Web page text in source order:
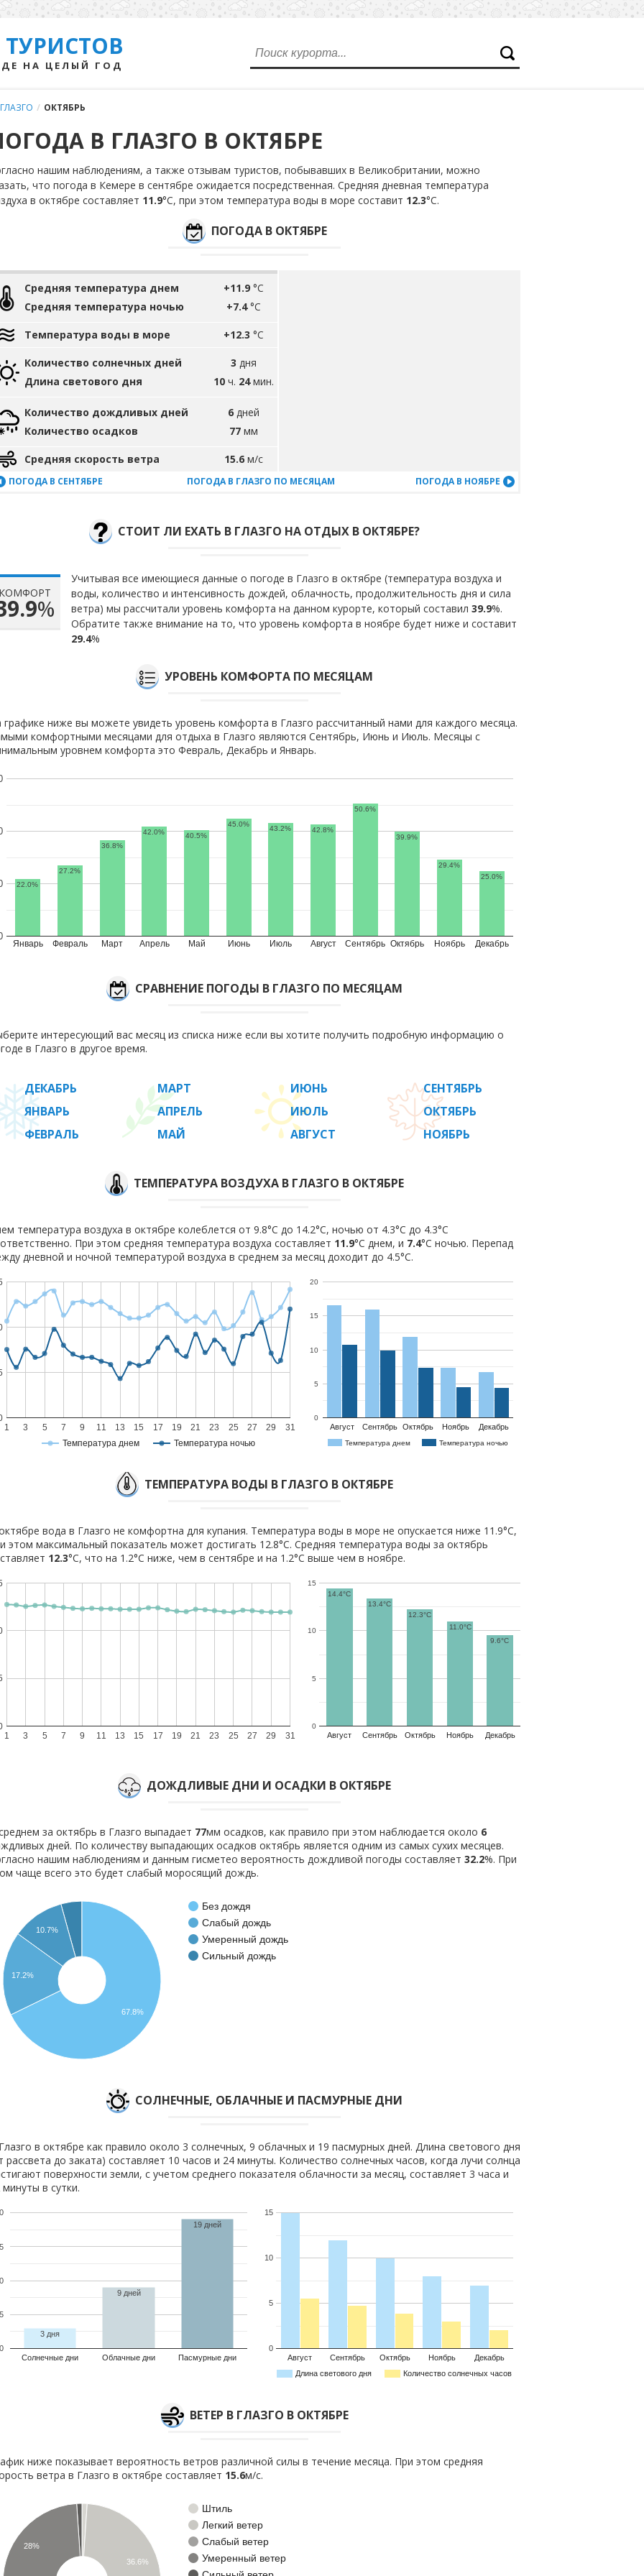
НА ЦЕЛЫЙ ГОД
ГЛАЗГО / ОКТЯБРЬ
В ГЛАЗГО В ОКТЯБРЕ
нашим наблюдениям, а также отзывам туристов, побывавших в Великобритании, можно
что погода в Кемере в сентябре ожидается посредственная. Средняя дневная температура
в октябре составляет 11.9°С, при этом температура воды в море составит 12.3°С.
ПОГОДА В ОКТЯБРЕ
Средняя температура днем
Средняя температура ночью
+11.9 °C
+7.4°C
Температура воды в море +12.3 °C
Количество солнечных дней
Длина светового дня
3 дня
10 ч. 24мин.
Количество дождливых дней
Количество осадков
6 дней
77 мм
Средняя скорость ветра 15.6 м/с
ПОГОДА В СЕНТЯБРЕ ПОГОДА В ГЛАЗГО ПО МЕСЯЦАМ ПОГОДА В НОЯБРЕ
СТОИТ ЛИ ЕХАТЬ В ГЛАЗГО НА ОТДЫХ В ОКТЯБРЕ?
КОМФОРТ
%
Учитывая все имеющиеся данные о погоде в Глазго в октябре (температура воздуха и
воды, количество и интенсивность дождей, облачность, продолжительность дня и сила
ветра) мы рассчитали уровень комфорта на данном курорте, который составил 39.9%.
Обратите также внимание на то, что уровень комфорта в ноябре будет ниже и составит
29.4%
УРОВЕНЬ КОМФОРТА ПО МЕСЯЦАМ
графике ниже вы можете увидеть уровень комфорта в Глазго рассчитанный нами для каждого месяца.
комфортными месяцами для отдыха в Глазго являются Сентябрь, Июнь и Июль. Месяцы с
уровнем комфорта это Февраль, Декабрь и Январь.
Январь Февраль Март Апрель Май Июнь Июль Август Сентябрь Октябрь Ноябрь Декабрь
22.0%
27.2%
36.8%
42.0% 40.5%
45.0%
43.2% 42.8%
50.6%
39.9%
29.4%
25.0%
СРАВНЕНИЕ ПОГОДЫ В ГЛАЗГО ПО МЕСЯЦАМ
интересующий вас месяц из списка ниже если вы хотите получить подробную информацию о
в Глазго в другое время.
ДЕКАБРЬ
ЯНВАРЬ
ФЕВРАЛЬ
МАРТ
АПРЕЛЬ
МАЙ
ИЮНЬ
ИЮЛЬ
АВГУСТ
СЕНТЯБРЬ
ОКТЯБРЬ
НОЯБРЬ
ТЕМПЕРАТУРА ВОЗДУХА В ГЛАЗГО В ОКТЯБРЕ
температура воздуха в октябре колеблется от 9.8°C до 14.2°C, ночью от 4.3°C до 4.3°C
При этом средняя температура воздуха составляет 11.9°C днем, и 7.4°C ночью. Перепад
дневной и ночной температурой воздуха в среднем за месяц доходит до 4.5°С.
Температура днем Температура ночью
1 3 5 7 9 11 13 15 17 19 21 23 25 27 29 31
Температура днем Температура ночью
Август Сентябрь Октябрь Ноябрь Декабрь
0
5
10
15
20
ТЕМПЕРАТУРА ВОДЫ В ГЛАЗГО В ОКТЯБРЕ
вода в Глазго не комфортна для купания. Температура воды в море не опускается ниже 11.9°C,
этом максимальный показатель может достигать 12.8°C. Средняя температура воды за октябрь
12.3°C, что на 1.2°C ниже, чем в сентябре и на 1.2°C выше чем в ноябре.
1 3 5 7 9 11 13 15 17 19 21 23 25 27 29 31 Август Сентябрь Октябрь Ноябрь Декабрь
0
5
10
15
14.4°C
13.4°C
12.3°C
11.0°C
9.6°C
ДОЖДЛИВЫЕ ДНИ И ОСАДКИ В ОКТЯБРЕ
за октябрь в Глазго выпадает 77мм осадков, как правило при этом наблюдается около 6
дней. По количеству выпадающих осадков октябрь является одним из самых сухих месяцев.
нашим наблюдениям и данным гисметео вероятность дождливой погоды составляет 32.2%. При
чаще всего это будет слабый моросящий дождь.
Без дождя
Слабый дождь
Умеренный дождь
Сильный дождь
10.7%
17.2%
67.8%
CОЛНЕЧНЫЕ, ОБЛАЧНЫЕ И ПАСМУРНЫЕ ДНИ
в октябре как правило около 3 солнечных, 9 облачных и 19 пасмурных дней. Длина светового дня
рассвета до заката) составляет 10 часов и 24 минуты. Количество солнечных часов, когда лучи солнца
поверхности земли, с учетом среднего показателя облачности за месяц, составляет 3 часа и
минуты в сутки.
Солнечные дни Облачные дни Пасмурные дни
0
5
3 дня
9 дней
19 дней
Длина светового дня Количество солнечных часов
Август Сентябрь Октябрь Ноябрь Декабрь
0
5
10
15
ВЕТЕР В ГЛАЗГО В ОКТЯБРЕ
ниже показывает вероятность ветров различной силы в течение месяца. При этом средняя
ветра в Глазго в октябре составляет 15.6м/с.
Штиль
Легкий ветер
Слабый ветер
Умеренный ветер
36.6%
28%